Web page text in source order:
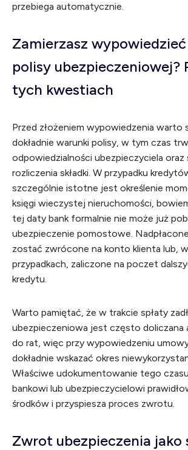
przebiega automatycznie.
Zamierzasz
polisy ubezpieczeniowej?
tych kwestiach
Przed złożeniem wypowiedzenia warto
dokładnie warunki polisy, w tym czas
odpowiedzialności ubezpieczyciela oraz
rozliczenia składki. W przypadku
szczególnie istotne jest określenie
księgi wieczystej nieruchomości,
tej daty bank formalnie nie może już
ubezpieczenie pomostowe.
zostać zwrócone na konto klienta lub,
przypadkach, zaliczone na poczet
kredytu.
Warto pamiętać, że w trakcie spłaty
ubezpieczeniowa jest często doliczana
do rat, więc przy wypowiedzeniu
dokładnie wskazać okres
Właściwe udokumentowanie tego
bankowi lub ubezpieczycielowi
środków i przyspiesza proces zwrotu.
Zwrot ubezpieczenia jako